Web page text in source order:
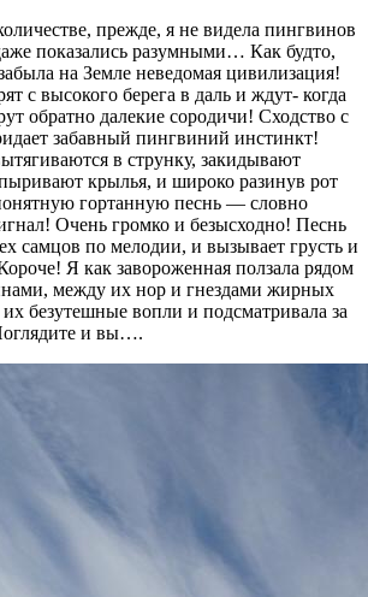
прежде, я не видела пингвинов
показались разумными… Как будто,
на Земле неведомая цивилизация!
с высокого берега в даль и ждут- когда
обратно далекие сородичи! Сходство с
забавный пингвиний инстинкт!
в струнку, закидывают
крылья, и широко разинув рот
гортанную песнь — словно
Очень громко и безысходно! Песнь
самцов по мелодии, и вызывает грусть и
Я как завороженная ползала рядом
между их нор и гнездами жирных
безутешные вопли и подсматривала за
и вы….